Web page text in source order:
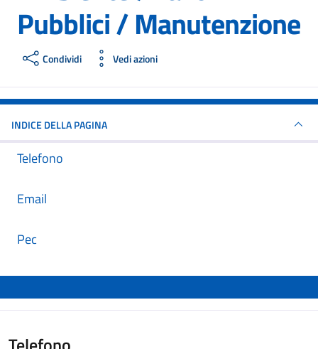
Pubblici / Manutenzione
Condividi Vedi azioni
INDICE DELLA PAGINA
Telefono
Email
Pec